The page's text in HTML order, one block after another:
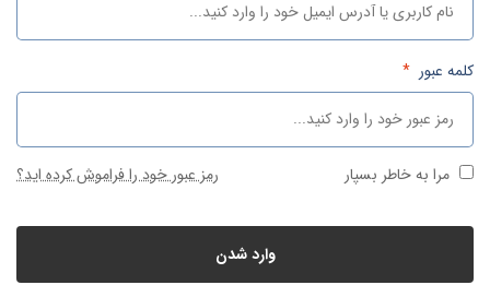
کلمه عبور *
مرا به خاطر بسپار رمز عبور خود را فراموش کرده اید؟
وارد شدن